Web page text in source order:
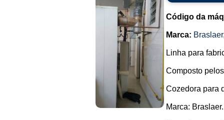
Código da
Marca: Braslaer
Linha para
Composto
Cozedora para
Marca: Braslaer.